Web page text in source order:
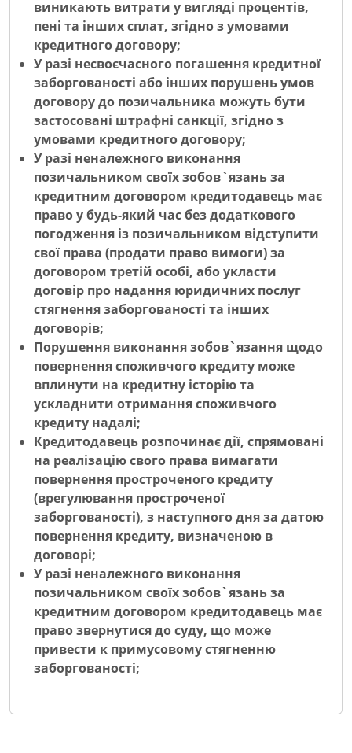
виникають витрати у вигляді процентів,
пені та інших сплат, згідно з умовами
кредитного договору;
У разі несвоєчасного погашення кредитної
заборгованості або інших порушень умов
договору до позичальника можуть бути
застосовані штрафні санкції, згідно з
умовами кредитного договору;
У разі неналежного виконання
позичальником своїх зобов`язань за
кредитним договором кредитодавець має
право у будь-який час без додаткового
погодження із позичальником відступити
свої права (продати право вимоги) за
договором третій особі, або укласти
договір про надання юридичних послуг
стягнення заборгованості та інших
договорів;
Порушення виконання зобов`язання щодо
повернення споживчого кредиту може
вплинути на кредитну історію та
ускладнити отримання споживчого
кредиту надалі;
Кредитодавець розпочинає дії, спрямовані
на реалізацію свого права вимагати
повернення простроченого кредиту
(врегулювання простроченої
заборгованості), з наступного дня за датою
повернення кредиту, визначеною в
договорі;
У разі неналежного виконання
позичальником своїх зобов`язань за
кредитним договором кредитодавець має
право звернутися до суду, що може
привести к примусовому стягненню
заборгованості;